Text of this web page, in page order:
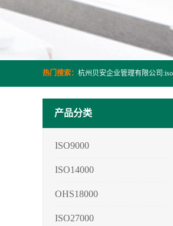
热门搜索：
产品分类
ISO9000
ISO14000
OHS18000
ISO27000